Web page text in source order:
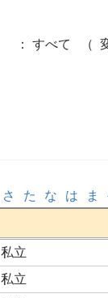
： すべて （
さ た な は ま
私立
私立